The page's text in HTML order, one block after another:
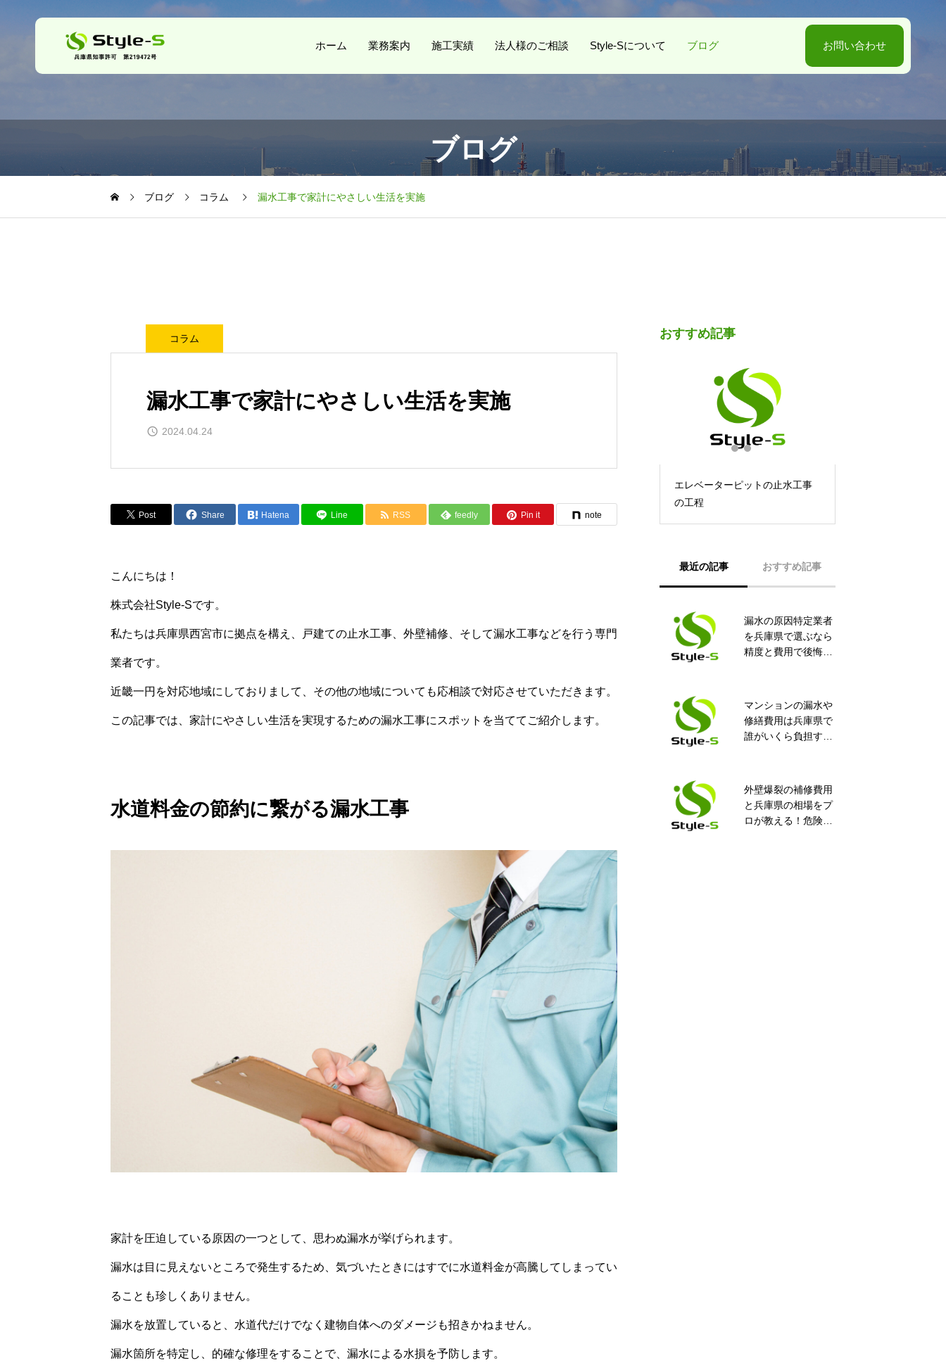
ホーム 業務案内 施工実績 法人様のご相談 Style-Sについて ブログ お問い合わせ
ブログ
ブログ コラム 漏水工事で家計にやさしい生活を実施
コラム
漏水工事で家計にやさしい生活を実施
2024.04.24
Post Share Hatena Line RSS feedly Pin it note
こんにちは！
株式会社Style-Sです。
私たちは兵庫県西宮市に拠点を構え、戸建ての止水工事、外壁補修、そして漏水工事などを行う専門
業者です。
近畿一円を対応地域にしておりまして、その他の地域についても応相談で対応させていただきます。
この記事では、家計にやさしい生活を実現するための漏水工事にスポットを当ててご紹介します。
水道料金の節約に繋がる漏水工事
家計を圧迫している原因の一つとして、思わぬ漏水が挙げられます。
漏水は目に見えないところで発生するため、気づいたときにはすでに水道料金が高騰してしまってい
ることも珍しくありません。
漏水を放置していると、水道代だけでなく建物自体へのダメージも招きかねません。
漏水箇所を特定し、的確な修理をすることで、漏水による水損を予防します。
おすすめ記事
物を守る止水工事
とどんなリスクがあるの？
エレベーターピットの止水工事
の工程
最近の記事 おすすめ記事
漏水の原因特定業者
を兵庫県で選ぶなら
精度と費用で後悔し
マンションの漏水や
修繕費用は兵庫県で
誰がいくら負担す
外壁爆裂の補修費用
と兵庫県の相場をプ
ロが教える！危険度
豊中市 立体駐車
場 壁面止水工事
尼崎市 マンション
エレベーターピッ
ト 止水工事
コニシベステム工業
会連合会に入会しま
した。